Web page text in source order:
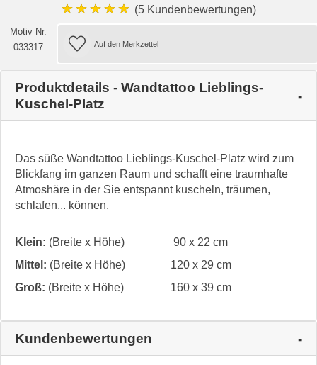
★★★★★ (5 Kundenbewertungen)
Motiv Nr.
033317
Produktdetails - Wandtattoo Lieblings-
Kuschel-Platz
Das süße Wandtattoo Lieblings-Kuschel-Platz wird zum
Blickfang im ganzen Raum und schafft eine traumhafte
Atmoshäre in der Sie entspannt kuscheln, träumen,
schlafen... können.
Klein: (Breite x Höhe)
90 x 22 cm
Mittel: (Breite x Höhe)
120 x 29 cm
Groß: (Breite x Höhe) 160 x 39 cm
Kundenbewertungen